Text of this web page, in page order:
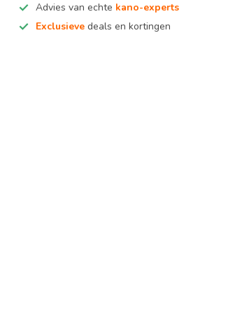
Advies van echte kano-experts
Exclusieve deals en kortingen